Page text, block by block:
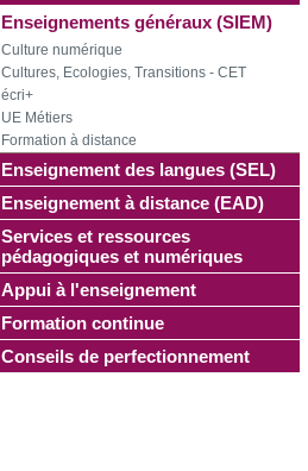
Enseignements généraux (SIEM)
Culture numérique
Cultures, Ecologies, Transitions - CET
écri+
UE Métiers
Formation à distance
Enseignement des langues (SEL)
Enseignement à distance (EAD)
Services et ressources
pédagogiques et numériques
Appui à l'enseignement
Formation continue
Conseils de perfectionnement